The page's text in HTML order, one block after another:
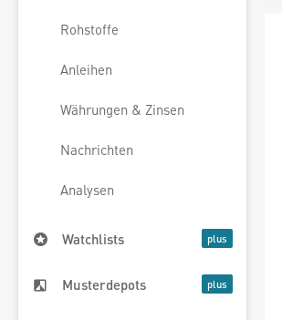
Rohstoffe
Anleihen
Währungen & Zinsen
Nachrichten
Analysen
Watchlists
Musterdepots